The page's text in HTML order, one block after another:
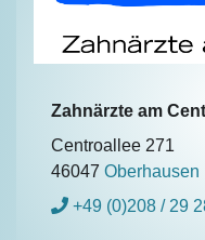
Zahnärzte am
Centroallee 271
46047 Oberhausen
+49 (0)208 / 29